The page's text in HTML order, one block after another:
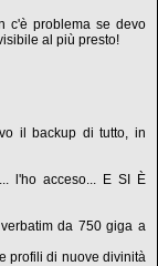
c'è problema se devo
al più presto!
il backup di tutto, in
l'ho acceso... E SI È
da 750 giga a
profili di nuove divinità